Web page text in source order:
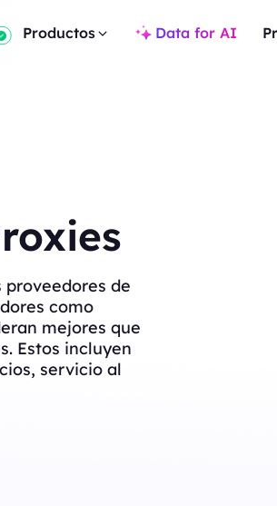
Productos Data for AI
proveedores de
como
mejores que
Estos incluyen
servicio al